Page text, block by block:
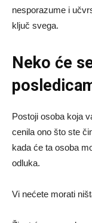
nesporazume i
ključ svega.
Neko će
Postoji osoba koja
cenila ono što ste
kada će ta osoba
odluka.
Vi nećete morati